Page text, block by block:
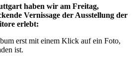
haben wir am Freitag,
Vernissage der Ausstellung der
erlebt:
erst mit einem Klick auf ein Foto,
ist.